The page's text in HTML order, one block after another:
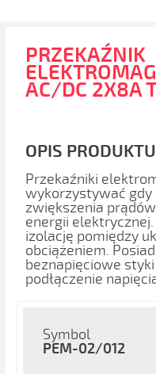
PRZEKAŹNIK
AC/DC 2X8A
OPIS PRODUKTU
Przekaźniki
wykorzystywać
zwiększenia
energii
izolację pomiędzy
obciążeniem.
beznapięciowe
podłączenie
Symbol
PEM-02/012